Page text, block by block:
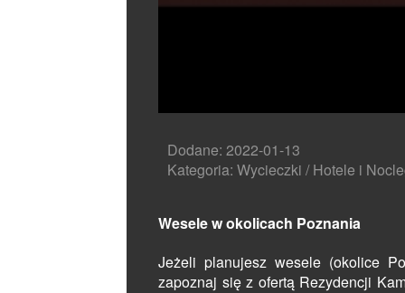
Dodane: 2022-01-13
Kategoria: Wycieczki / Hotele i
Wesele w okolicach Poznania
Jeżeli planujesz wesele (okolice
zapoznaj się z ofertą Rezydencji